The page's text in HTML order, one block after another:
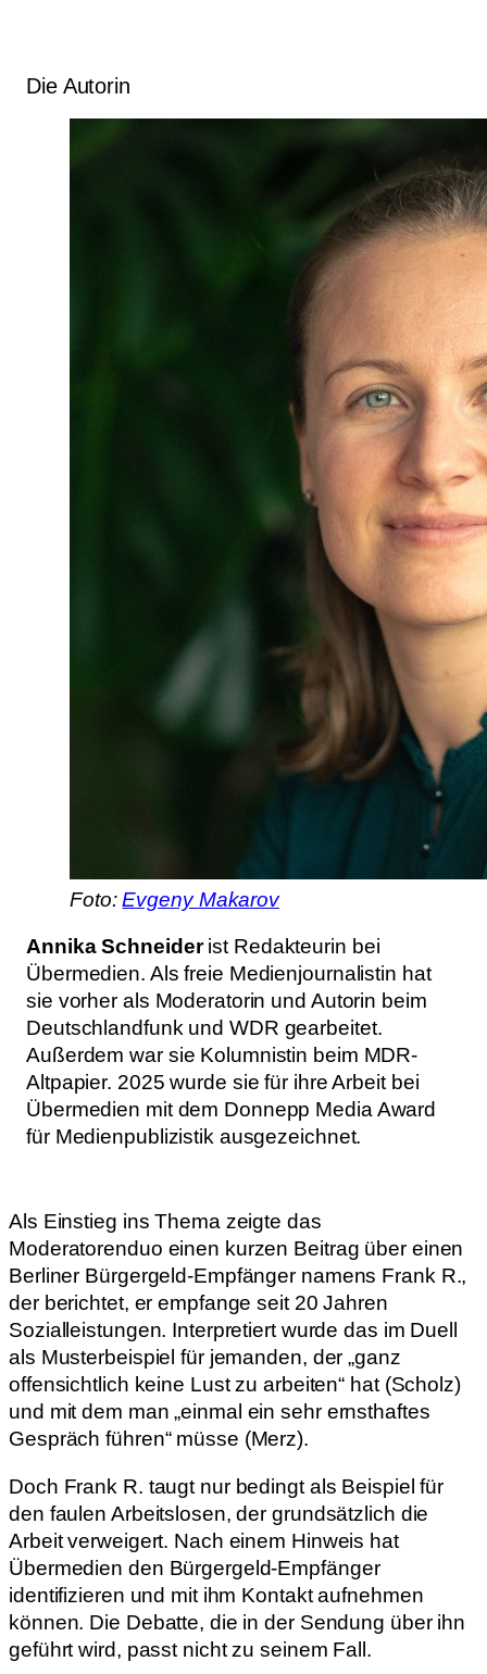
Die Autorin
Foto:Evgeny Makarov
Annika Schneiderist Redakteurin bei
Übermedien. Als freie Medienjournalistin hat
sie vorher als Moderatorin und Autorin beim
Deutschlandfunk und WDR gearbeitet.
Außerdem war sie Kolumnistin beim MDR-
Altpapier. 2025 wurde sie für ihre Arbeit bei
Übermedien mit dem Donnepp Media Award
für Medienpublizistik ausgezeichnet.
Als Einstieg ins Thema zeigte das
Moderatorenduo einen kurzen Beitrag über einen
Berliner Bürgergeld-Empfänger namens Frank R.,
der berichtet, er empfange seit 20 Jahren
Sozialleistungen. Interpretiert wurde das im Duell
als Musterbeispiel für jemanden, der „ganz
offensichtlich keine Lust zu arbeiten“ hat (Scholz)
und mit dem man „einmal ein sehr ernsthaftes
Gespräch führen“ müsse (Merz).
Doch Frank R. taugt nur bedingt als Beispiel für
den faulen Arbeitslosen, der grundsätzlich die
Arbeit verweigert. Nach einem Hinweis hat
Übermedien den Bürgergeld-Empfänger
identifizieren und mit ihm Kontakt aufnehmen
können. Die Debatte, die in der Sendung über ihn
geführt wird, passt nicht zu seinem Fall.